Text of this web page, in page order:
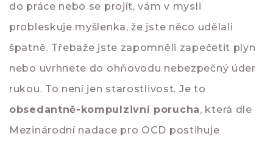
do práce nebo se projít, vám v mysli
probleskuje myšlenka, že jste něco udělali
špatně. Třebaže jste zapomněli zapečetit plyn
nebo uvrhnete do ohňovodu nebezpečný úder
rukou. To není jen starostlivost. Je to
obsedantně-kompulzivní porucha, která dle
Mezinárodní nadace pro OCD postihuje